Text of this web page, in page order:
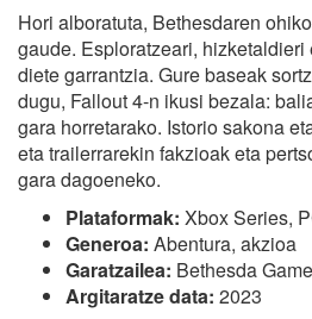
Hori alboratuta, Bethesdaren
gaude. Esploratzeari,
diete garrantzia. Gure baseak
dugu, Fallout 4-n ikusi bezala:
gara horretarako. Istorio sakona
eta trailerrarekin fakzioak eta
gara dagoeneko.
Plataformak: Xbox Series,
Generoa: Abentura, akzioa
Garatzailea: Bethesda
Argitaratze data: 2023